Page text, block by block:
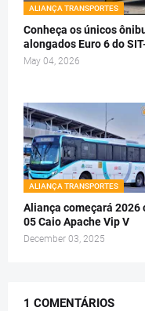
ALIANÇA TRANSPORTES
Conheça os únicos
alongados Euro 6 do
May 04, 2026
ALIANÇA TRANSPORTES
Aliança começará 2026
05 Caio Apache Vip V
December 03, 2025
1 COMENTÁRIOS